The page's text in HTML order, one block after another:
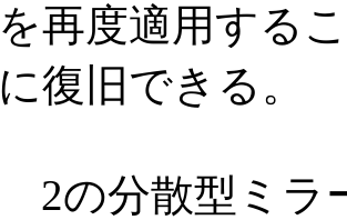
を再度適用する
に復旧できる。
2の分散型ミラ